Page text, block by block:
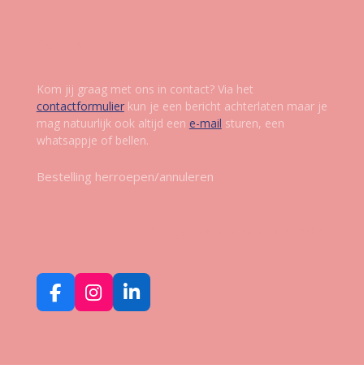
Kom jij graag met ons in contact? Via het
contactformulierkun je een bericht achterlaten maar je
mag natuurlijk ook altijd een e-mail sturen, een
whatsappje of bellen.
Bestelling herroepen/annuleren
F
a
b
I
n
a
L
i
e